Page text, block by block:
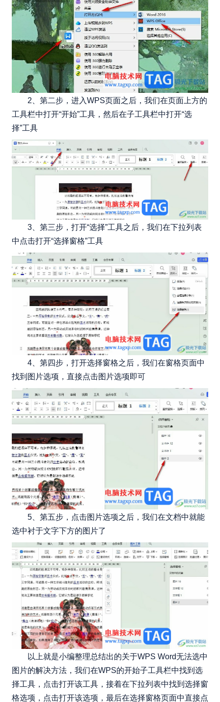
2、第二步，进入WPS页面之后，我们在页面上方的
工具栏中打开“开始”工具，然后在子工具栏中打开“选
择”工具
3、第三步，打开“选择”工具之后，我们在下拉列表
中点击打开“选择窗格”工具
4、第四步，打开选择窗格之后，我们在窗格页面中
找到图片选项，直接点击图片选项即可
5、第五步，点击图片选项之后，我们在文档中就能
选中衬于文字下方的图片了
以上就是小编整理总结出的关于WPS Word无法选中
图片的解决方法，我们在WPS的开始子工具栏中找到选
择工具，点击打开该工具，接着在下拉列表中找到选择窗
格选项，点击打开该选项，最后在选择窗格页面中直接点